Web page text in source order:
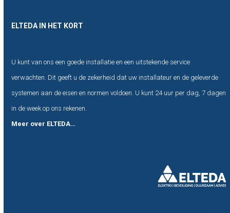
ELTEDA IN HET KORT
U kunt van ons een goede installatie en een uitstekende service
verwachten. Dit geeft u de zekerheid dat uw installateur en de geleverde
systemen aan de eisen en normen voldoen. U kunt 24 uur per dag, 7 dagen
in de week op ons rekenen.
Meer over ELTEDA…